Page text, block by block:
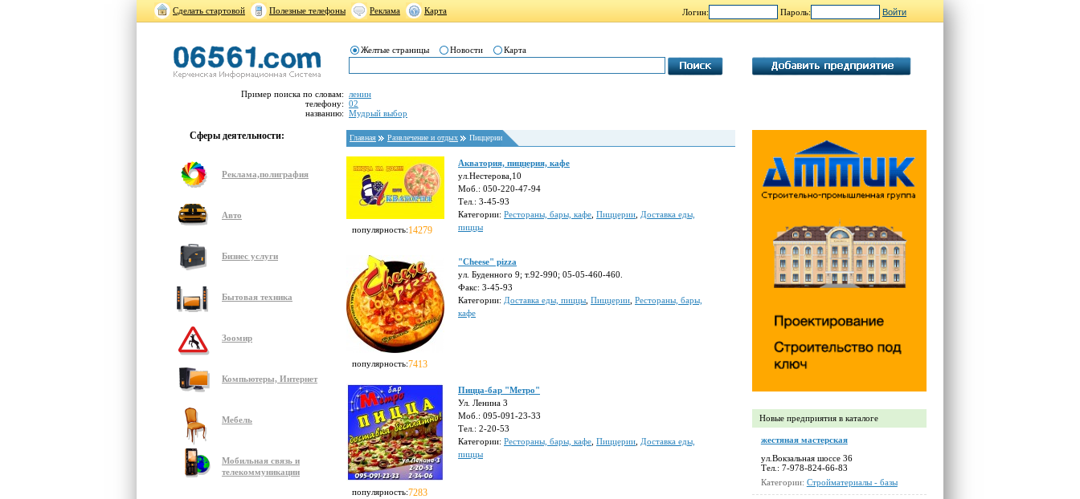
Сделать стартовой Полезные телефоны Реклама Карта Логин: Пароль:
Желтые страницы Новости Карта
Пример поиска по словам:
телефону:
названию:
ленин
02
Мудрый выбор
Сферы деятельности:
Реклама,полиграфия
Авто
Бизнес услуги
Бытовая техника
Зоомир
Компьютеры, Интернет
Мебель
Мобильная связь и
телекоммуникации
Главная Развлечение и отдых Пиццерии
популярность:14279
Акватория, пиццерия, кафе
ул.Нестерова,10
Моб.: 050-220-47-94
Тел.: 3-45-93
Категории: Рестораны, бары, кафе Пиццерии Доставка еды,
пиццы
популярность:7413
"Cheese" pizza
ул. Буденного 9; т.92-990; 05-05-460-460.
Факс: 3-45-93
Категории: Доставка еды, пиццы Пиццерии Рестораны, бары,
кафе
популярность:7283
Пицца-бар "Метро"
Ул. Ленина 3
Моб.: 095-091-23-33
Тел.: 2-20-53
Категории: Рестораны, бары, кафе Пиццерии Доставка еды,
пиццы
Новые предприятия в каталоге
жестяная мастерская
ул.Вокзальная шоссе 36
Тел.: 7-978-824-66-83
Категории: Стройматериалы - базы